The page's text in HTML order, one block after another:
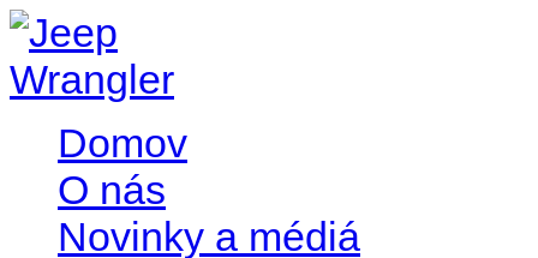
Domov
O nás
Novinky a médiá